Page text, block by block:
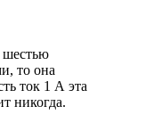
шестью
то она
ток 1 А эта
никогда.